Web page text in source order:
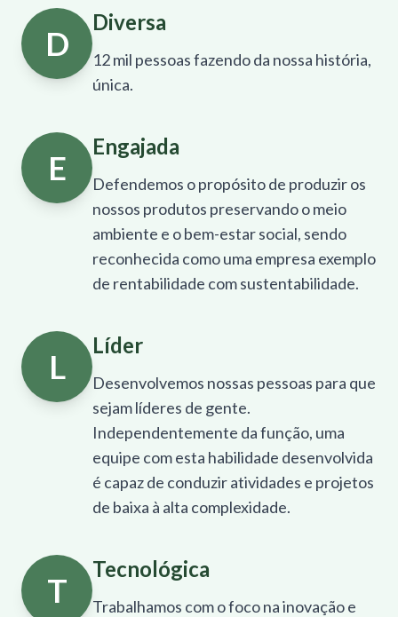
D
Diversa
12 mil pessoas fazendo da nossa história,
única.
E
Engajada
Defendemos o propósito de produzir os
nossos produtos preservando o meio
ambiente e o bem-estar social, sendo
reconhecida como uma empresa exemplo
de rentabilidade com sustentabilidade.
L
Líder
Desenvolvemos nossas pessoas para que
sejam líderes de gente.
Independentemente da função, uma
equipe com esta habilidade desenvolvida
é capaz de conduzir atividades e projetos
de baixa à alta complexidade.
T
Tecnológica
Trabalhamos com o foco na inovação e